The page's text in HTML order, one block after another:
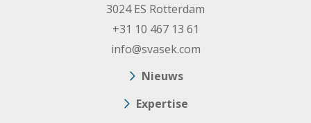
3024 ES Rotterdam
+31 10 467 13 61
info@svasek.com
Nieuws
Expertise